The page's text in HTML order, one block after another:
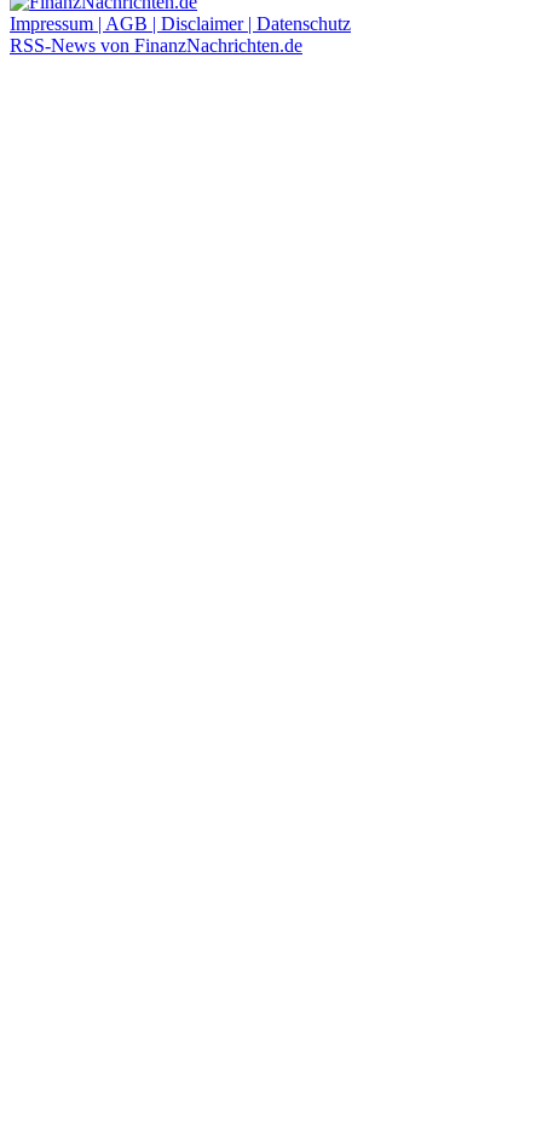
Impressum | AGB | Disclaimer | Datenschutz
RSS-News von FinanzNachrichten.de